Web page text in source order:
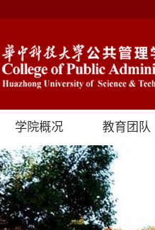
学院概况 教育团队